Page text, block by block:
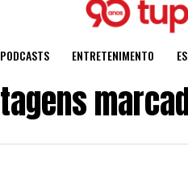
PODCASTS ENTRETENIMENTO